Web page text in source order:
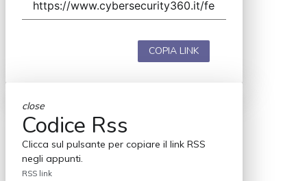
COPIA LINK
close
Codice Rss
Clicca sul pulsante per copiare il link RSS
negli appunti.
RSS link